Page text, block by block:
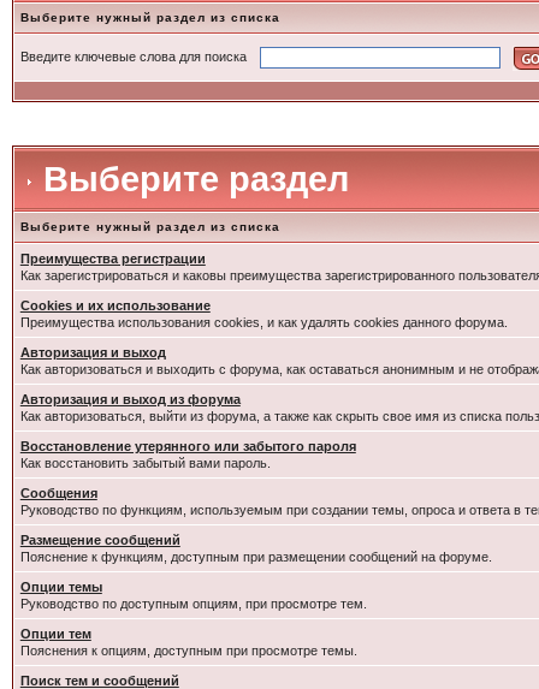
Выберите нужный раздел из списка
Введите ключевые слова для поиска
Выберите раздел
Выберите нужный раздел из списка
Преимущества регистрации
Как зарегистрироваться и каковы преимущества зарегистрированного
Cookies и их использование
Преимущества использования cookies, и как удалять cookies данного форума.
Авторизация и выход
Как авторизоваться и выходить с форума, как оставаться анонимным и не
Авторизация и выход из форума
Как авторизоваться, выйти из форума, а также как скрыть свое имя из списка
Восстановление утерянного или забытого пароля
Как восстановить забытый вами пароль.
Сообщения
Руководство по функциям, используемым при создании темы, опроса и ответа в
Размещение сообщений
Пояснение к функциям, доступным при размещении сообщений на форуме.
Опции темы
Руководство по доступным опциям, при просмотре тем.
Опции тем
Пояснения к опциям, доступным при просмотре темы.
Поиск тем и сообщений